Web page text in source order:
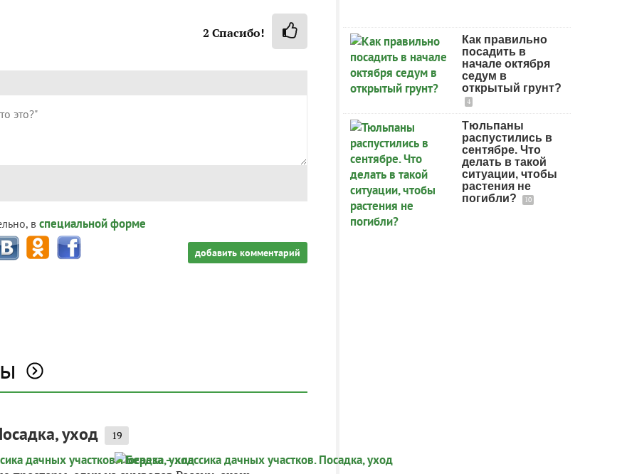
2 Спасибо!
в специальной форме
добавить комментарий
уход 19
Как правильно
посадить в
начале октября
седум в
открытый грунт?
4
Тюльпаны
распустились в
сентябре. Что
делать в такой
ситуации, чтобы
растения не
погибли?
10